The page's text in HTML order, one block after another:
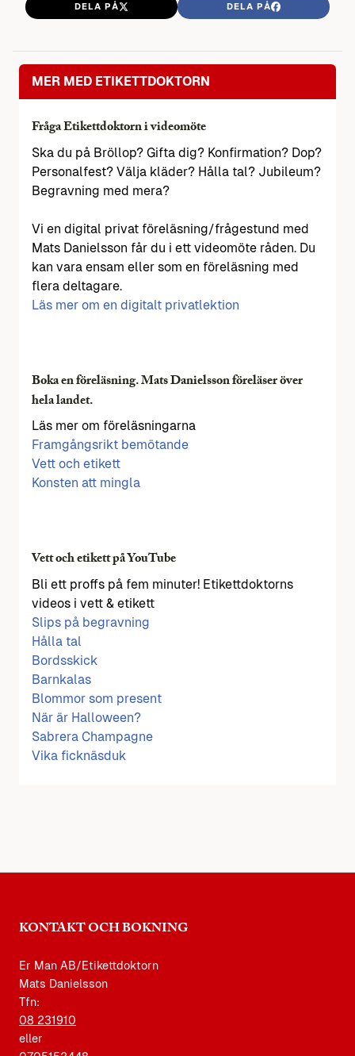
DELA PÅ DELA PÅ
MER MED ETIKETTDOKTORN
Fråga Etikettdoktorn i videomöte
Ska du på Bröllop? Gifta dig? Konfirmation? Dop?
Personalfest? Välja kläder? Hålla tal? Jubileum?
Begravning med mera?
Vi en digital privat föreläsning/frågestund med
Mats Danielsson får du i ett videomöte råden. Du
kan vara ensam eller som en föreläsning med
flera deltagare.
Läs mer om en digitalt privatlektion
Boka en föreläsning. Mats Danielsson föreläser över
hela landet.
Läs mer om föreläsningarna
Framgångsrikt bemötande
Vett och etikett
Konsten att mingla
Vett och etikett på YouTube
Bli ett proffs på fem minuter! Etikettdoktorns
videos i vett & etikett
Slips på begravning
Hålla tal
Bordsskick
Barnkalas
Blommor som present
När är Halloween?
Sabrera Champagne
Vika ficknäsduk
KONTAKT OCH BOKNING
Er Man AB/Etikettdoktorn
Mats Danielsson
Tfn:
08 231910
eller